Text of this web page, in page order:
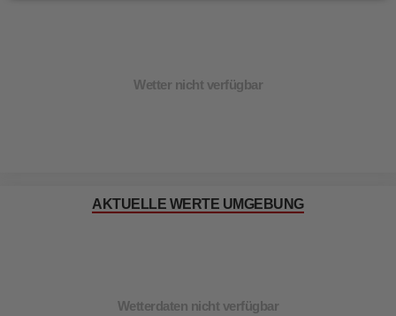
Wetter nicht verfügbar
AKTUELLE WERTE UMGEBUNG
Wetterdaten nicht verfügbar